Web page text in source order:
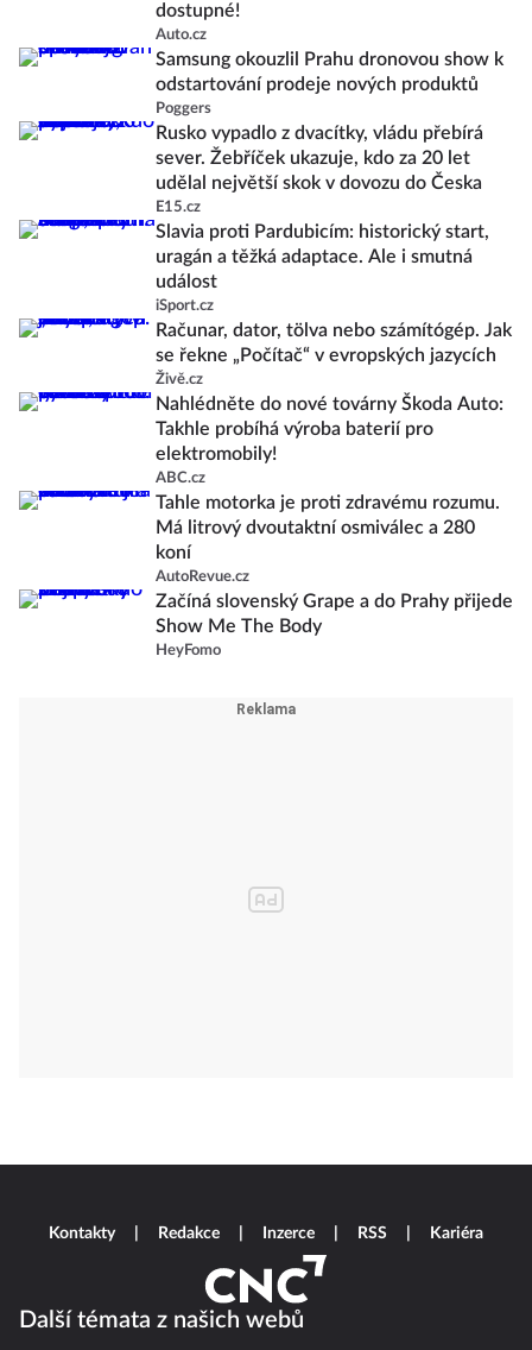
dostupné!
Auto.cz
Samsung okouzlil Prahu dronovou show k
odstartování prodeje nových produktů
Poggers
Rusko vypadlo z dvacítky, vládu přebírá
sever. Žebříček ukazuje, kdo za 20 let
udělal největší skok v dovozu do Česka
E15.cz
Slavia proti Pardubicím: historický start,
uragán a těžká adaptace. Ale i smutná
událost
iSport.cz
Računar, dator, tölva nebo számítógép. Jak
se řekne „Počítač“ v evropských jazycích
Živě.cz
Nahlédněte do nové továrny Škoda Auto:
Takhle probíhá výroba baterií pro
elektromobily!
ABC.cz
Tahle motorka je proti zdravému rozumu.
Má litrový dvoutaktní osmiválec a 280
koní
AutoRevue.cz
Začíná slovenský Grape a do Prahy přijede
Show Me The Body
HeyFomo
Další témata z našich webů
Kontakty Redakce Inzerce RSS Kariéra